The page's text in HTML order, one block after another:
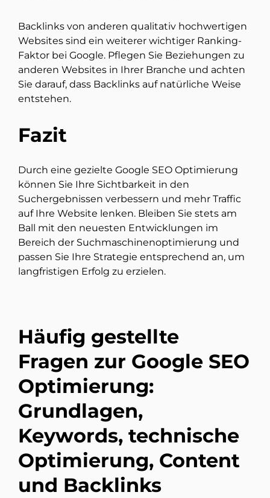
Backlinks von anderen qualitativ hochwertigen
Websites sind ein weiterer wichtiger Ranking-
Faktor bei Google. Pflegen Sie Beziehungen zu
anderen Websites in Ihrer Branche und achten
Sie darauf, dass Backlinks auf natürliche Weise
entstehen.
Fazit
Durch eine gezielte Google SEO Optimierung
können Sie Ihre Sichtbarkeit in den
Suchergebnissen verbessern und mehr Traffic
auf Ihre Website lenken. Bleiben Sie stets am
Ball mit den neuesten Entwicklungen im
Bereich der Suchmaschinenoptimierung und
passen Sie Ihre Strategie entsprechend an, um
langfristigen Erfolg zu erzielen.
Häufig gestellte
Fragen zur Google SEO
Optimierung:
Grundlagen,
Keywords, technische
Optimierung, Content
und Backlinks